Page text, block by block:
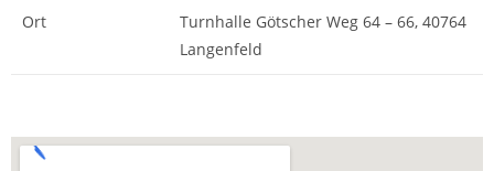
Ort
Turnhalle Götscher Weg 64 – 66, 40764
Langenfeld